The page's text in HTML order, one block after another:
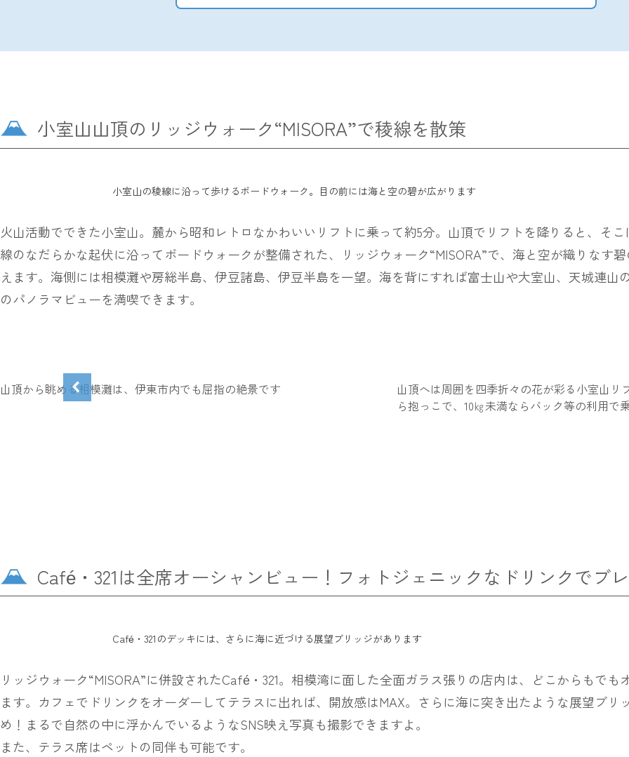
小室山山頂のリッジウォーク“MISORA”で稜線を散策
小室山の稜線に沿って歩けるボードウォーク。目の前には海と空の碧が広がります
火山活動でできた小室山。麓から昭和レトロなかわいいリフトに乗って約5分。山頂でリフトを降りると、そ
線のなだらかな起伏に沿ってボードウォークが整備された、リッジウォーク“MISORA”で、海と空が織りなす
えます。海側には相模灘や房総半島、伊豆諸島、伊豆半島を一望。海を背にすれば富士山や大室山、天城連山
のパノラマビューを満喫できます。
山頂から眺める相模灘は、伊東市内でも屈指の絶景です
山頂へは周囲を四季折々の花が彩る小室山リ
ら抱っこで、10㎏未満ならバック等の利用で
Café・321は全席オーシャンビュー！フォトジェニックなドリンクでブ
Café・321のデッキには、さらに海に近づける展望ブリッジがあります
リッジウォーク“MISORA”に併設されたCafé・321。相模湾に面した全面ガラス張りの店内は、どこからもで
ます。カフェでドリンクをオーダーしてテラスに出れば、開放感はMAX。さらに海に突き出たような展望ブリ
め！まるで自然の中に浮かんでいるようなSNS映え写真も撮影できますよ。
また、テラス席はペットの同伴も可能です。